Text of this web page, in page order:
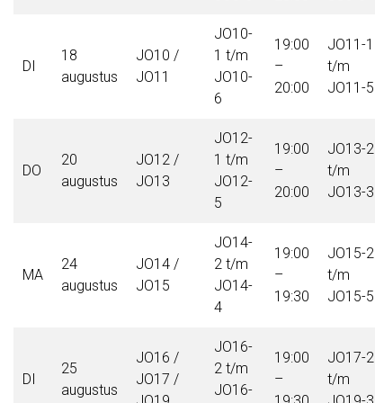
Maatschappelijke bijdrage
Dagbesteding ’s Heeren Loo
De gezonde sportkantine
DI
18
augustus
JO10 /
JO11
JO10-
1 t/m
JO10-
6
19:00
–
20:00
JO11-1
t/m
JO11-5
DO
20
augustus
JO12 /
JO13
JO12-
1 t/m
JO12-
5
19:00
–
20:00
JO13-2
t/m
JO13-3
MA
24
augustus
JO14 /
JO15
JO14-
2 t/m
JO14-
4
19:00
–
19:30
JO15-2
t/m
JO15-5
DI
25
augustus
JO16 /
JO17 /
JO16-
2 t/m
JO16-
19:00
–
JO17-2
t/m